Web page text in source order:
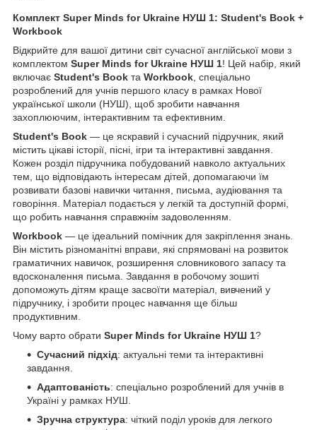
Комплект Super Minds for Ukraine НУШ 1: Student's Book +
Workbook
Відкрийте для вашої дитини світ сучасної англійської мови з
комплектом Super Minds for Ukraine НУШ 1! Цей набір, який
включає Student's Book та Workbook , спеціально
розроблений для учнів першого класу в рамках Нової
української школи (НУШ), щоб зробити навчання
захоплюючим, інтерактивним та ефективним.
Student's Book — це яскравий і сучасний підручник, який
містить цікаві історії, пісні, ігри та інтерактивні завдання.
Кожен розділ підручника побудований навколо актуальних
тем, що відповідають інтересам дітей, допомагаючи їм
розвивати базові навички читання, письма, аудіювання та
говоріння. Матеріал подається у легкій та доступній формі,
що робить навчання справжнім задоволенням.
Workbook — це ідеальний помічник для закріплення знань.
Він містить різноманітні вправи, які спрямовані на розвиток
граматичних навичок, розширення словникового запасу та
вдосконалення письма. Завдання в робочому зошиті
допоможуть дітям краще засвоїти матеріал, вивчений у
підручнику, і зробити процес навчання ще більш
продуктивним.
Чому варто обрати Super Minds for Ukraine НУШ 1?
Сучасний підхід: актуальні теми та інтерактивні
завдання.
Адаптованість: спеціально розроблений для учнів в
Україні у рамках НУШ.
Зручна структура: чіткий поділ уроків для легкого